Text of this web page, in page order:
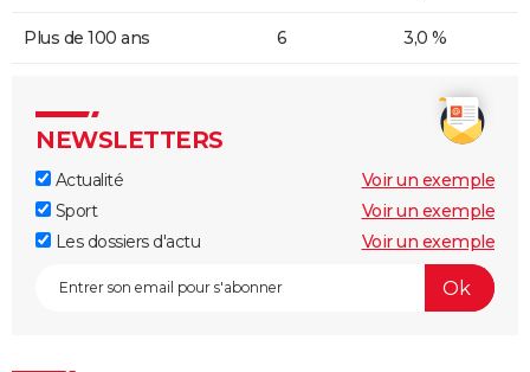
Plus de 100 ans 6 3,0 %
NEWSLETTERS
Actualité
Voir un exemple
Sport
Voir un exemple
Les dossiers d'actu
Voir un exemple